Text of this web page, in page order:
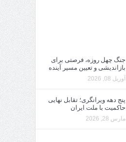
جنگ چهل روزه، فرصتی برای
بازاندیشی و تعیین مسیر آینده
آوریل 08, 2026
پنج دهه ویرانگری؛ تقابل نهایی
حاکمیت با ملت ایران
مارس 28, 2026